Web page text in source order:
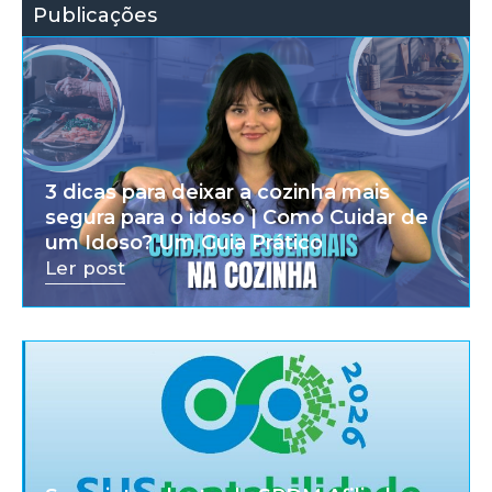
Publicações
3 dicas para deixar a cozinha mais
segura para o idoso | Como Cuidar de
um Idoso? Um Guia Prático
Ler post